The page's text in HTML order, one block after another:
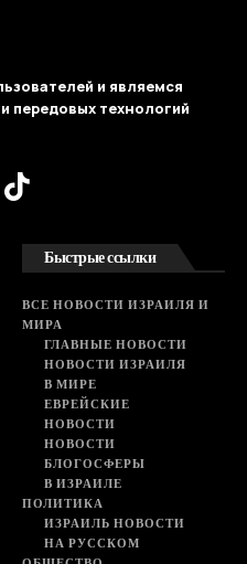
и являемся
передовых технологий
Быстрые ссылки
ВСЕ НОВОСТИ ИЗРАИЛЯ И
МИРА
ГЛАВНЫЕ НОВОСТИ
НОВОСТИ ИЗРАИЛЯ
В МИРЕ
ЕВРЕЙСКИЕ
НОВОСТИ
НОВОСТИ
БЛОГОСФЕРЫ
В ИЗРАИЛЕ
ПОЛИТИКА
ИЗРАИЛЬ НОВОСТИ
НА РУССКОМ